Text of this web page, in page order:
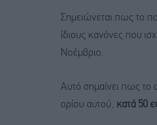
Σημειώνεται πως το
ίδιους κανόνες που
Νοέμβριο.
Αυτό σημαίνει πως το
ορίου αυτού, κατά 50